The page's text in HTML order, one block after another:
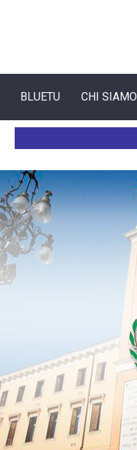
BLUETU CHI SIAMO